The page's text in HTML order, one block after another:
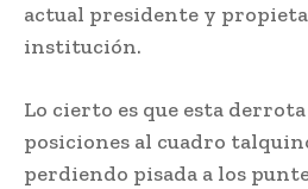
actual presidente y
institución.
Lo cierto es que esta
posiciones al cuadro
perdiendo pisada a los